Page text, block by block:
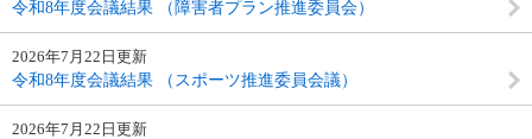
令和8年度会議結果 （障害者プラン推進委員会）
2026年7月22日更新
令和8年度会議結果 （スポーツ推進委員会議）
2026年7月22日更新